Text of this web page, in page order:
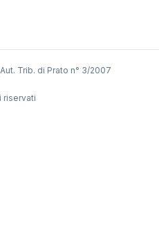
Aut. Trib. di Prato n° 3/2007
riservati